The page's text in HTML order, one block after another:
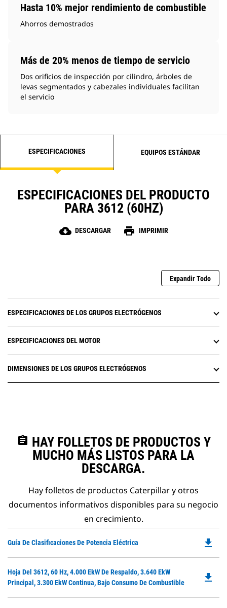
Hasta 10% mejor rendimiento de combustible
Ahorros demostrados
Más de 20% menos de tiempo de servicio
Dos orificios de inspección por cilindro, árboles de
levas segmentados y cabezales individuales facilitan
el servicio
ESPECIFICACIONES EQUIPOS ESTÁNDAR
ESPECIFICACIONES DEL PRODUCTO
PARA 3612 (60HZ)
cloud_download DESCARGAR print IMPRIMIR
Expandir Todo
ESPECIFICACIONES DE LOS GRUPOS ELECTRÓGENOS
ESPECIFICACIONES DEL MOTOR
DIMENSIONES DE LOS GRUPOS ELECTRÓGENOS
assignment HAY FOLLETOS DE PRODUCTOS Y
MUCHO MÁS LISTOS PARA LA
DESCARGA.
Hay folletos de productos Caterpillar y otros
documentos informativos disponibles para su negocio
en crecimiento.
Guía De Clasificaciones De Potencia Eléctrica file_download
Hoja Del 3612, 60 Hz, 4.000 EkW De Respaldo, 3.640 EkW
Principal, 3.300 EkW Continua, Bajo Consumo De Combustible
file_download